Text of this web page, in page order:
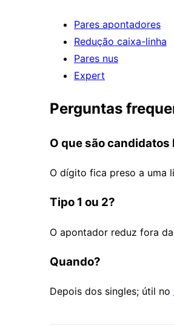
Pares apontadores
Redução caixa-linha
Pares nus
Expert
Perguntas
O que são candidatos
O dígito fica preso a uma
Tipo 1 ou 2?
O apontador reduz fora
Quando?
Depois dos singles; útil no